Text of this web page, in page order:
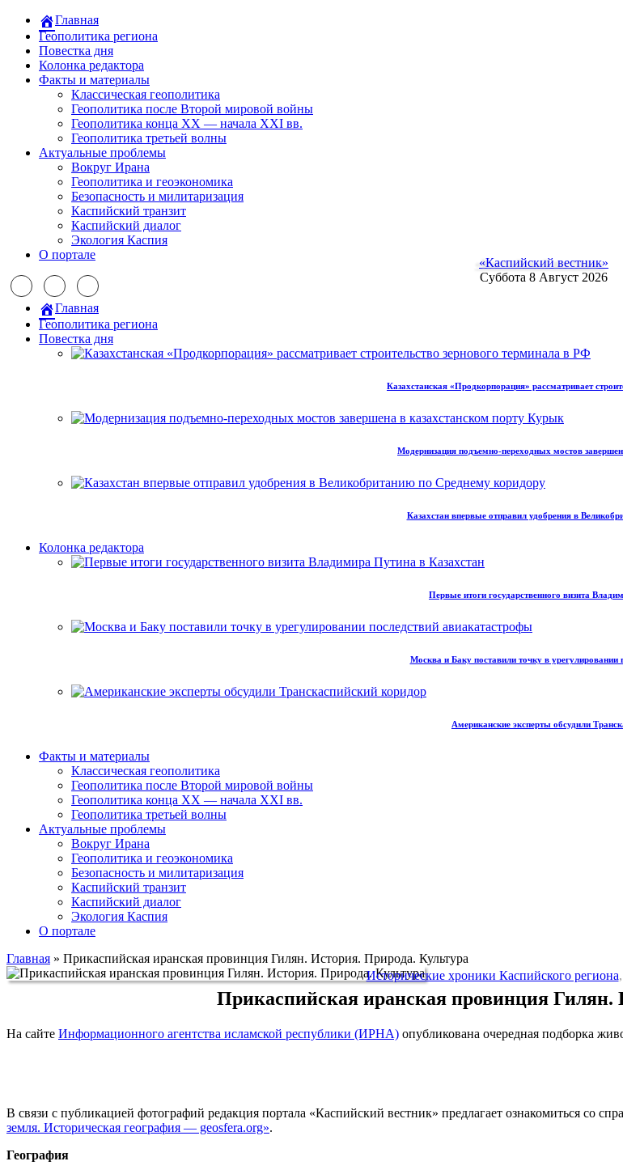
Главная
Геополитика региона
Повестка дня
Колонка редактора
Факты и материалы
Классическая геополитика
Геополитика после Второй мировой войны
Геополитика конца XX — начала XXI вв.
Геополитика третьей волны
Актуальные проблемы
Вокруг Ирана
Геополитика и геоэкономика
Безопасность и милитаризация
Каспийский транзит
Каспийский диалог
Экология Каспия
О портале
«Каспийский вестник»
Суббота 8 Август 2026
Главная
Геополитика региона
Повестка дня
Казахстанская «Продкорпорация» рассматривает
Модернизация подъемно-переходных мостов
Казахстан впервые отправил удобрения в
Колонка редактора
Первые итоги государственного визита
Москва и Баку поставили точку в урегулировании
Американские эксперты обсудили
Факты и материалы
Классическая геополитика
Геополитика после Второй мировой войны
Геополитика конца XX — начала XXI вв.
Геополитика третьей волны
Актуальные проблемы
Вокруг Ирана
Геополитика и геоэкономика
Безопасность и милитаризация
Каспийский транзит
Каспийский диалог
Экология Каспия
О портале
Главная » Прикаспийская иранская провинция Гилян. История. Природа. Культура
Исторические хроники Каспийского региона,
Прикаспийская иранская провинция Гилян.
На сайте Информационного агентства исламской республики (ИРНА) опубликована очередная подборка
В связи с публикацией фотографий редакция портала «Каспийский вестник» предлагает ознакомиться со
земля. Историческая география — geosfera.org».
География